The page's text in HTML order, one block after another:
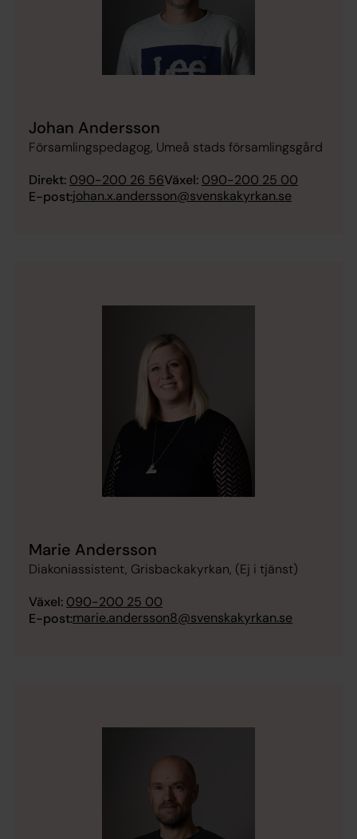
Johan Andersson
Församlingspedagog, Umeå stads församlingsgård
Direkt: 090-200 26 56Växel: 090-200 25 00
E-post:johan.x.andersson@svenskakyrkan.se
Marie Andersson
Diakoniassistent, Grisbackakyrkan, (Ej i tjänst)
Växel: 090-200 25 00
E-post:marie.andersson8@svenskakyrkan.se